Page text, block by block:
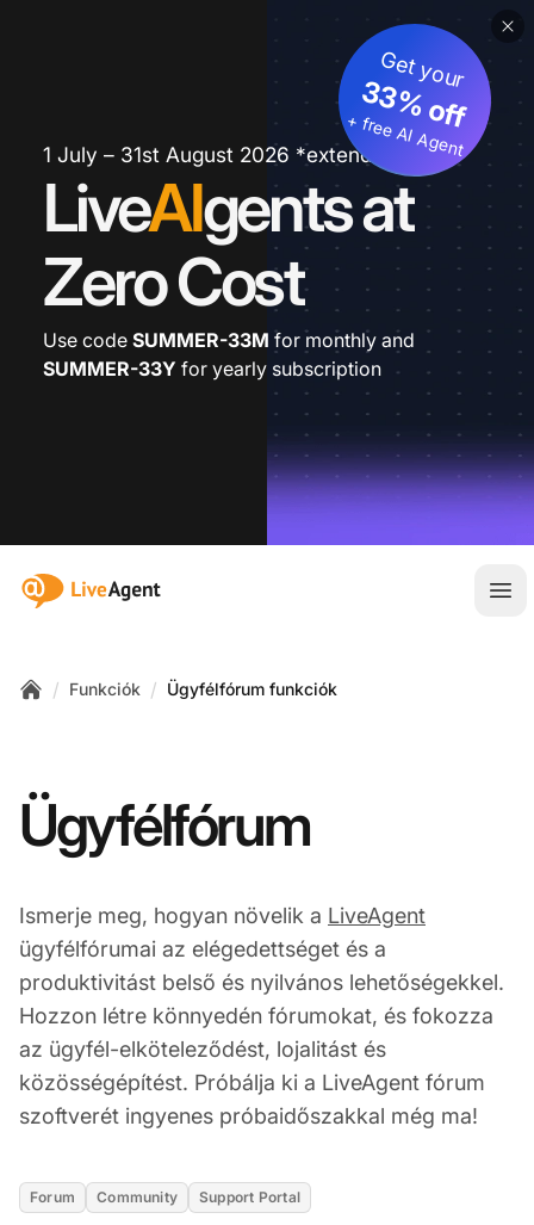
1 July – 31st August 2026 *extended
LiveAIgents at
Zero Cost
Get your
33% off
+ free AI Agent
Use code SUMMER-33M for monthly and
SUMMER-33Y for yearly subscription
:site.title
/ Funkciók / Ügyfélfórum funkciók
Ügyfélfórum
Ismerje meg, hogyan növelik a LiveAgent
ügyfélfórumai az elégedettséget és a
produktivitást belső és nyilvános lehetőségekkel.
Hozzon létre könnyedén fórumokat, és fokozza
az ügyfél-elköteleződést, lojalitást és
közösségépítést. Próbálja ki a LiveAgent fórum
szoftverét ingyenes próbaidőszakkal még ma!
Forum Community Support Portal